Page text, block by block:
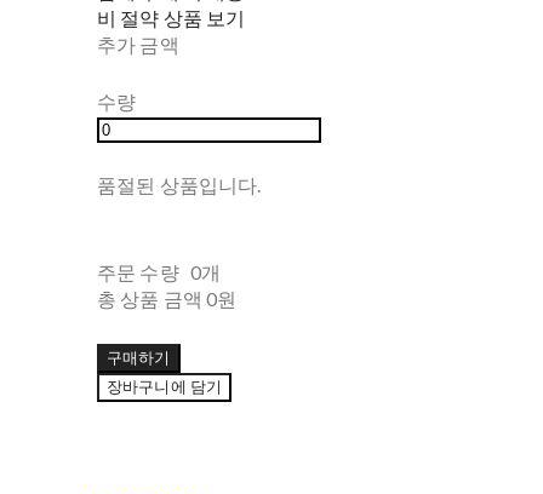
비 절약 상품 보기
추가 금액
수량
품절된 상품입니다.
주문 수량 0개
총 상품 금액 0원
구매하기
장바구니에 담기